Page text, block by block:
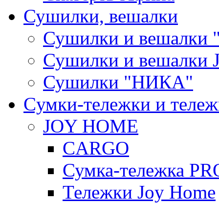
Сушилки, вешалки
Сушилки и вешалки
Сушилки и вешалки
Сушилки "НИКА"
Cумки-тележки и
JOY HOME
CARGO
Сумка-тележка
Тележки Joy Home